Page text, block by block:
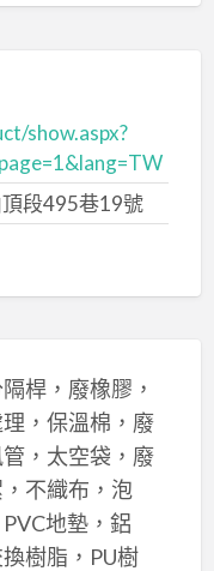
show.aspx?
段495巷19號
桿，廢橡膠，
，保溫棉，廢
，太空袋，廢
不織布，泡
地墊，鋁
樹脂，PU樹